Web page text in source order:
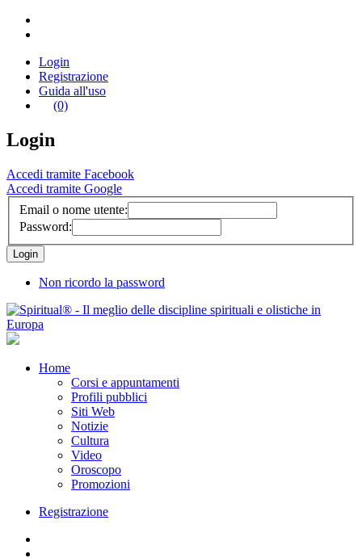
Login
Registrazione
Guida all'uso
(0)
Login
Accedi tramite Facebook
Accedi tramite Google
Email o nome utente:
Password:
Non ricordo la password
Home
Corsi e appuntamenti
Profili pubblici
Siti Web
Notizie
Cultura
Video
Oroscopo
Promozioni
Registrazione